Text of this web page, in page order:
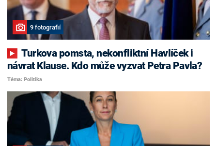
9 fotografií
Turkova pomsta, nekonfliktní Havlíček i
návrat Klause. Kdo může vyzvat Petra Pavla?
Téma: Politika